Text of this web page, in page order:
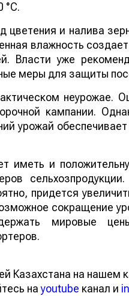
°C.
и налива
влажность
Власти уже
меры для защиты
неурожае.
кампании.
урожай
иметь и
придется
сокращение
мировые
Казахстана на нашем
наyoutube канал и